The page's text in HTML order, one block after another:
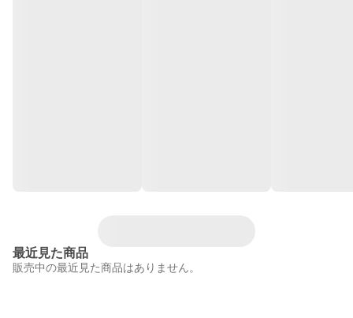
最近見た商品
販売中の最近見た商品はありません。